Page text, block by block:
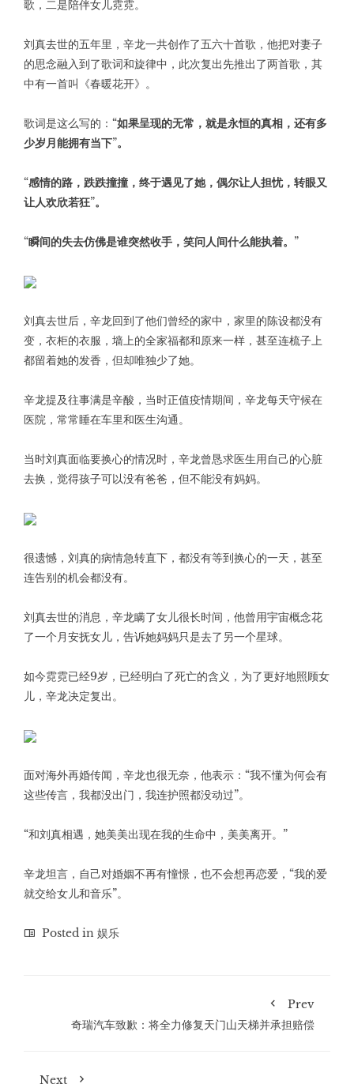
歌，二是陪伴女儿霓霓。
刘真去世的五年里，辛龙一共创作了五六十首歌，他把对妻子
的思念融入到了歌词和旋律中，此次复出先推出了两首歌，其
中有一首叫《春暖花开》。
歌词是这么写的： “如果呈现的无常，就是永恒的真相，还有多
少岁月能拥有当下”。
“感情的路，跌跌撞撞，终于遇见了她，偶尔让人担忧，转眼又
让人欢欣若狂”。
“瞬间的失去仿佛是谁突然收手，笑问人间什么能执着。”
刘真去世后，辛龙回到了他们曾经的家中，家里的陈设都没有
变，衣柜的衣服，墙上的全家福都和原来一样，甚至连梳子上
都留着她的发香，但却唯独少了她。
辛龙提及往事满是辛酸，当时正值疫情期间，辛龙每天守候在
医院，常常睡在车里和医生沟通。
当时刘真面临要换心的情况时，辛龙曾恳求医生用自己的心脏
去换，觉得孩子可以没有爸爸，但不能没有妈妈。
很遗憾，刘真的病情急转直下，都没有等到换心的一天，甚至
连告别的机会都没有。
刘真去世的消息，辛龙瞒了女儿很长时间，他曾用宇宙概念花
了一个月安抚女儿，告诉她妈妈只是去了另一个星球。
如今霓霓已经9岁，已经明白了死亡的含义，为了更好地照顾女
儿，辛龙决定复出。
面对海外再婚传闻，辛龙也很无奈，他表示：“我不懂为何会有
这些传言，我都没出门，我连护照都没动过”。
“和刘真相遇，她美美出现在我的生命中，美美离开。”
辛龙坦言，自己对婚姻不再有憧憬，也不会想再恋爱，“我的爱
就交给女儿和音乐”。
Posted in 娱乐
Prev
奇瑞汽车致歉：将全力修复天门山天梯并承担赔偿
Next